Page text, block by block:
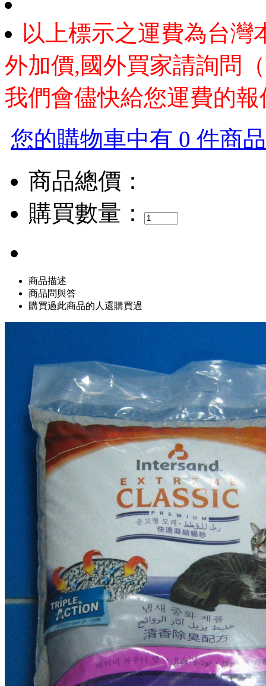
以上標示之運費為台灣
外加價,國外買家請詢問
我們會儘快給您運費的報
您的購物車中有 0 件商
商品總價：
購買數量：
商品描述
商品問與答
購買過此商品的人還購買過